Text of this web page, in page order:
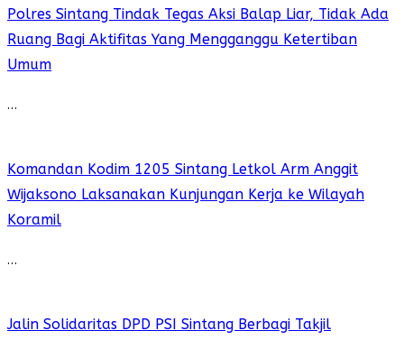
Polres Sintang Tindak Tegas Aksi Balap Liar, Tidak Ada
Ruang Bagi Aktifitas Yang Mengganggu Ketertiban
Umum
…
Komandan Kodim 1205 Sintang Letkol Arm Anggit
Wijaksono Laksanakan Kunjungan Kerja ke Wilayah
Koramil
…
Jalin Solidaritas DPD PSI Sintang Berbagi Takjil